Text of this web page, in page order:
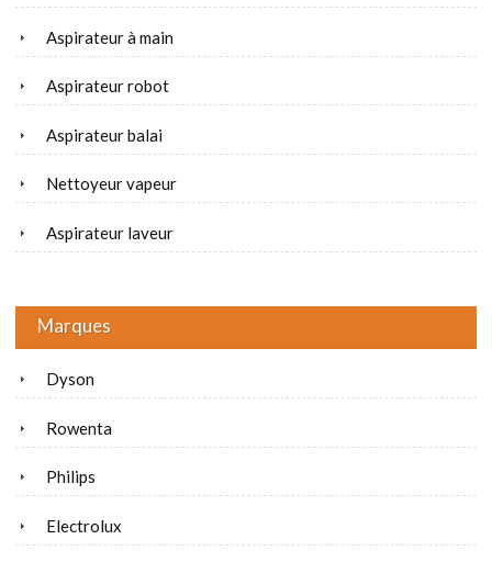
Aspirateur à main
Aspirateur robot
Aspirateur balai
Nettoyeur vapeur
Aspirateur laveur
Marques
Dyson
Rowenta
Philips
Electrolux